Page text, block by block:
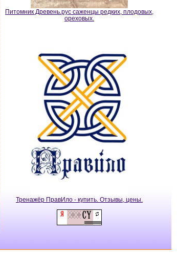
Питомник Древень.рус саженцы редких, плодовых,
ореховых.
Тренажёр ПравИло - купить. Отзывы, цены.